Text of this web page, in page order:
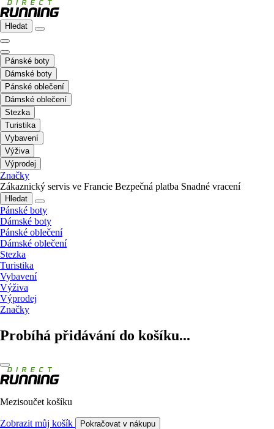
Hledat
Pánské boty
Dámské boty
Pánské oblečení
Dámské oblečení
Stezka
Turistika
Vybavení
Výživa
Výprodej
Značky
Zákaznický servis ve Francie Bezpečná platba Snadné vracení
Hledat
Pánské boty
Dámské boty
Pánské oblečení
Dámské oblečení
Stezka
Turistika
Vybavení
Výživa
Výprodej
Značky
Probíhá přidávání do košíku...
Mezisoučet košíku
Zobrazit můj košík Pokračovat v nákupu